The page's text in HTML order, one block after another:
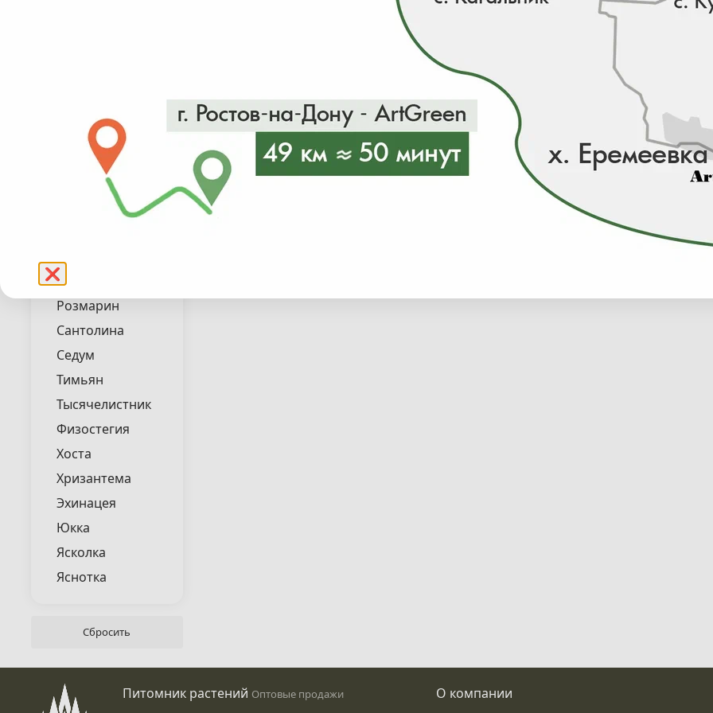
❌
Овсяница
Осока
Пахизандра
Пеннисетум
Полынь
Розмарин
Сантолина
Седум
Тимьян
Тысячелистник
Физостегия
Хоста
Хризантема
Эхинацея
Юкка
Ясколка
Яснотка
от 650₽ в наличии 0 шт
Подробнее
Питомник растений Оптовые продажи О компании